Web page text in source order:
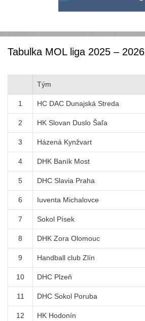
Tabulka MOL liga 2025 – 2026
Tým
1 HC DAC Dunajská Streda
2 HK Slovan Duslo Šaľa
3 Házená Kynžvart
4 DHK Baník Most
5 DHC Slavia Praha
6 Iuventa Michalovce
7 Sokol Písek
8 DHK Zora Olomouc
9 Handball club Zlín
10 DHC Plzeň
11 DHC Sokol Poruba
12 HK Hodonín